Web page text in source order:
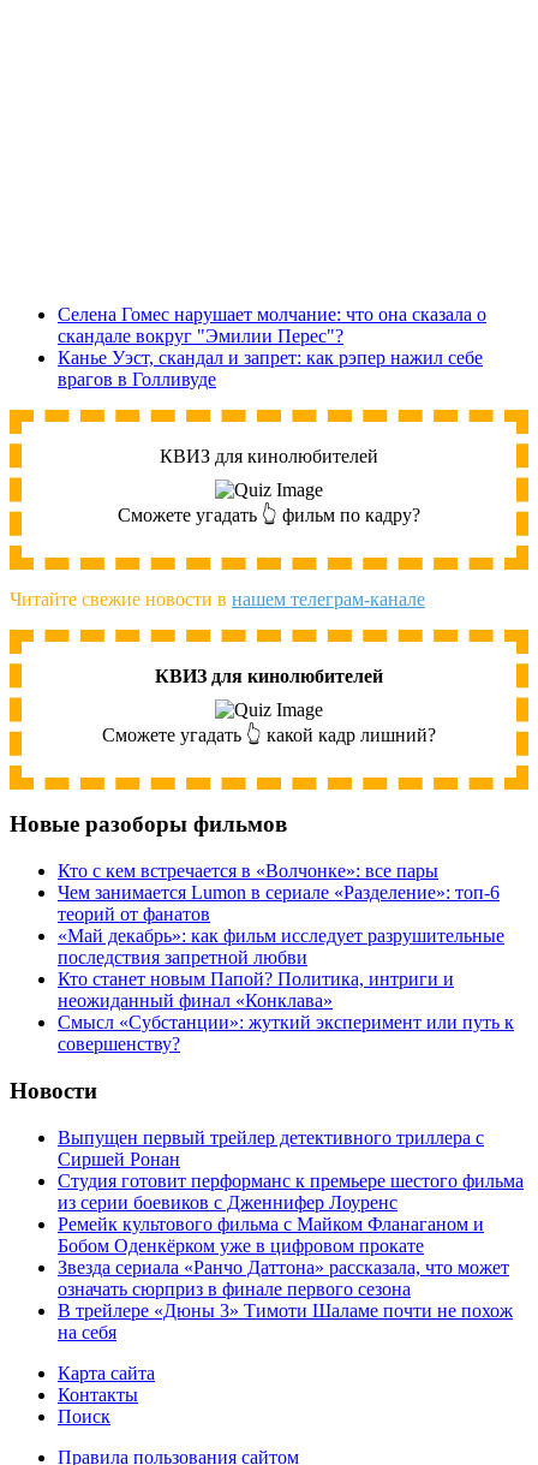
Селена Гомес нарушает молчание: что она сказала о
скандале вокруг "Эмилии Перес"?
Канье Уэст, скандал и запрет: как рэпер нажил себе
врагов в Голливуде
КВИЗ для кинолюбителей
Сможете угадать 👆 фильм по кадру?
Читайте свежие новости в нашем телеграм-канале
КВИЗ для кинолюбителей
Сможете угадать 👆 какой кадр лишний?
Новые разоборы фильмов
Кто с кем встречается в «Волчонке»: все пары
Чем занимается Lumon в сериале «Разделение»: топ-6
теорий от фанатов
«Май декабрь»: как фильм исследует разрушительные
последствия запретной любви
Кто станет новым Папой? Политика, интриги и
неожиданный финал «Конклава»
Cмысл «Субстанции»: жуткий эксперимент или путь к
совершенству?
Новости
Выпущен первый трейлер детективного триллера с
Сиршей Ронан
Студия готовит перформанс к премьере шестого фильма
из серии боевиков с Дженнифер Лоуренс
Ремейк культового фильма с Майком Фланаганом и
Бобом Оденкёрком уже в цифровом прокате
Звезда сериала «Ранчо Даттона» рассказала, что может
означать сюрприз в финале первого сезона
В трейлере «Дюны 3» Тимоти Шаламе почти не похож
на себя
Карта сайта
Контакты
Поиск
Правила пользования сайтом